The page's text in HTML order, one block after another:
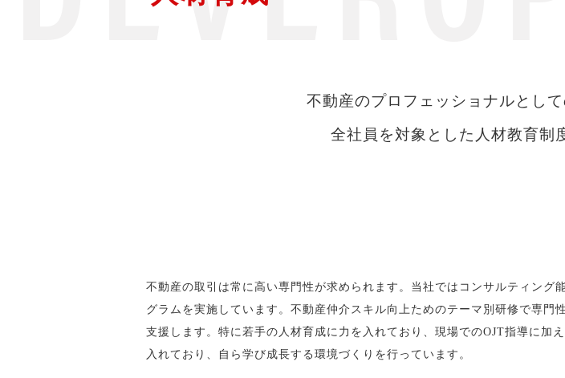
不動産のプロフェッショナルとし
全社員を対象とした人材教育制
不動産の取引は常に高い専門性が求められます。当社ではコンサルティン
グラムを実施しています。不動産仲介スキル向上ためのテーマ別研修で専
支援します。特に若手の人材育成に力を入れており、現場でのOJT指導に加
入れており、自ら学び成長する環境づくりを行っています。